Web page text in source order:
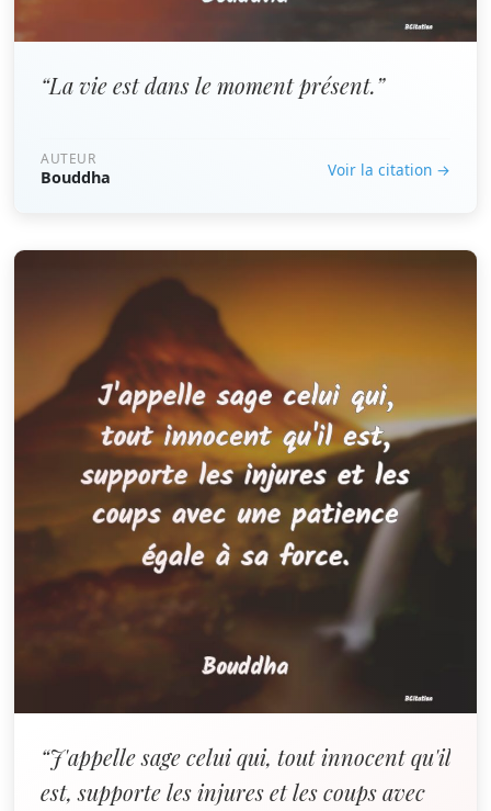
“La vie est dans le moment présent.”
AUTEUR
Bouddha Voir la citation →
“J'appelle sage celui qui, tout innocent qu'il
est, supporte les injures et les coups avec